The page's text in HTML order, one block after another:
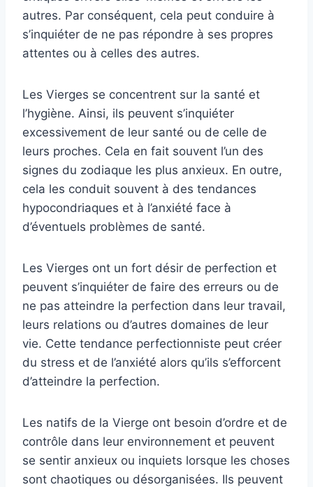
autres. Par conséquent, cela peut conduire à
s’inquiéter de ne pas répondre à ses propres
attentes ou à celles des autres.
Les Vierges se concentrent sur la santé et
l’hygiène. Ainsi, ils peuvent s’inquiéter
excessivement de leur santé ou de celle de
leurs proches. Cela en fait souvent l’un des
signes du zodiaque les plus anxieux. En outre,
cela les conduit souvent à des tendances
hypocondriaques et à l’anxiété face à
d’éventuels problèmes de santé.
Les Vierges ont un fort désir de perfection et
peuvent s’inquiéter de faire des erreurs ou de
ne pas atteindre la perfection dans leur travail,
leurs relations ou d’autres domaines de leur
vie. Cette tendance perfectionniste peut créer
du stress et de l’anxiété alors qu’ils s’efforcent
d’atteindre la perfection.
Les natifs de la Vierge ont besoin d’ordre et de
contrôle dans leur environnement et peuvent
se sentir anxieux ou inquiets lorsque les choses
sont chaotiques ou désorganisées. Ils peuvent